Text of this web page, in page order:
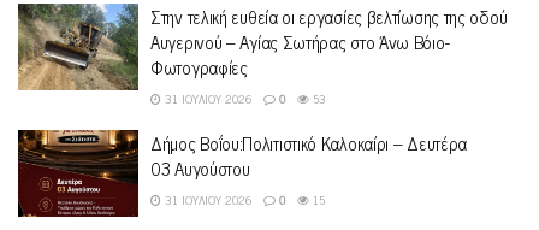
Στην τελική ευθεία οι εργασίες βελτίωσης της οδού
Αυγερινού – Αγίας Σωτήρας στο Άνω Βόιο-
Φωτογραφίες
31 ΙΟΥΛΊΟΥ 2026 0 53
Δήμος Βοΐου:Πολιτιστικό Καλοκαίρι – Δευτέρα
03 Αυγούστου
31 ΙΟΥΛΊΟΥ 2026 0 15